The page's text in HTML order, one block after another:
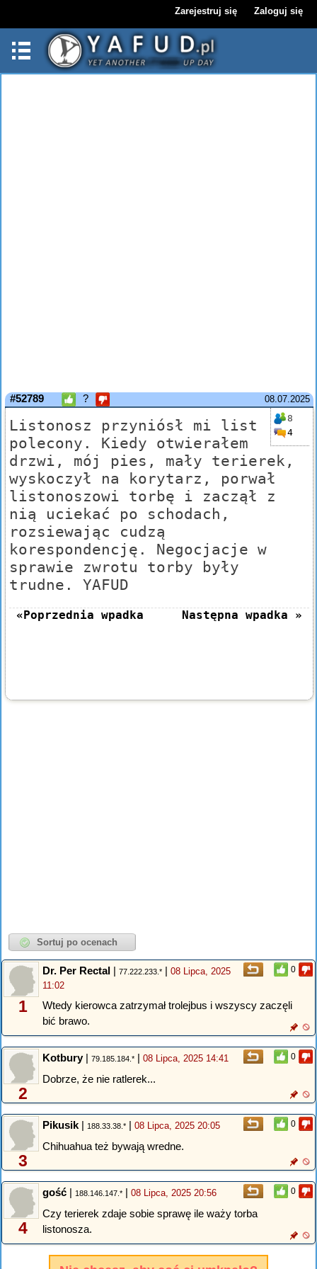
Zarejestruj się Zaloguj się
08.07.2025
#52789 ?
8
4
Listonosz przyniósł mi list
polecony. Kiedy otwierałem
drzwi, mój pies, mały terierek,
wyskoczył na korytarz, porwał
listonoszowi torbę i zaczął z
nią uciekać po schodach,
rozsiewając cudzą
korespondencję. Negocjacje w
sprawie zwrotu torby były
trudne. YAFUD
«Poprzednia wpadka Następna wpadka »
0
1
Dr. Per Rectal | 77.222.233.* | 08 Lipca, 2025
11:02
Wtedy kierowca zatrzymał trolejbus i wszyscy zaczęli
bić brawo.
0
2
Kotbury| 79.185.184.* | 08 Lipca, 2025 14:41
Dobrze, że nie ratlerek...
0
3
Pikusik | 188.33.38.* | 08 Lipca, 2025 20:05
Chihuahua też bywają wredne.
0
4
gość | 188.146.147.* | 08 Lipca, 2025 20:56
Czy terierek zdaje sobie sprawę ile waży torba
listonosza.